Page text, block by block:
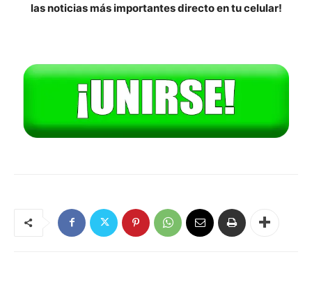
las noticias más importantes directo en tu celular!